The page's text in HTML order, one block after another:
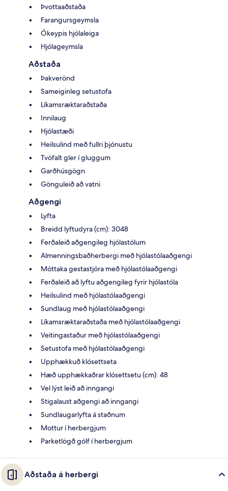
Þvottaaðstaða
Farangursgeymsla
Ókeypis hjólaleiga
Hjólageymsla
Aðstaða
Þakverönd
Sameiginleg setustofa
Líkamsræktaraðstaða
Innilaug
Hjólastæði
Heilsulind með fullri þjónustu
Tvöfalt gler í gluggum
Garðhúsgögn
Gönguleið að vatni
Aðgengi
Lyfta
Breidd lyftudyra (cm): 3048
Ferðaleið aðgengileg hjólastólum
Almenningsbaðherbergi með hjólastólaaðgengi
Móttaka gestastjóra með hjólastólaaðgengi
Ferðaleið að lyftu aðgengileg fyrir hjólastóla
Heilsulind með hjólastólaaðgengi
Sundlaug með hjólastólaaðgengi
Líkamsræktaraðstaða með hjólastólaaðgengi
Veitingastaður með hjólastólaaðgengi
Setustofa með hjólastólaaðgengi
Upphækkuð klósettseta
Hæð upphækkaðrar klósettsetu (cm): 48
Vel lýst leið að inngangi
Stigalaust aðgengi að inngangi
Sundlaugarlyfta á staðnum
Mottur í herbergjum
Parketlögð gólf í herbergjum
Aðstaða á herbergi